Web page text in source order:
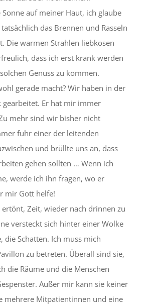
Sonne auf meiner Haut, ich glaube
das Brennen und Rasseln
Die warmen Strahlen liebkosen
dass ich erst krank werden
Genuss zu kommen.
gerade macht? Wir haben in der
gearbeitet. Er hat mir immer
mehr sind wir bisher nicht
fuhr einer der leitenden
und brüllte uns an, dass
gehen sollten … Wenn ich
werde ich ihn fragen, wo er
mir Gott helfe!
ertönt, Zeit, wieder nach drinnen zu
versteckt sich hinter einer Wolke
die Schatten. Ich muss mich
zu betreten. Überall sind sie,
die Räume und die Menschen
Außer mir kann sie keiner
mehrere Mitpatientinnen und eine